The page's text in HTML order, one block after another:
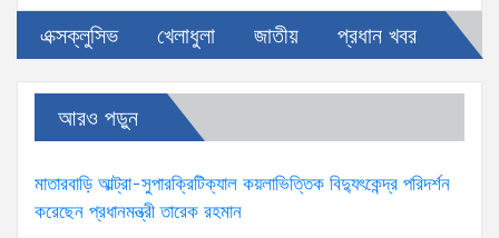
এক্সক্লুসিভ খেলাধুলা জাতীয় প্রধান খবর
আরও পড়ুন
মাতারবাড়ি আল্ট্রা-সুপারক্রিটিক্যাল কয়লাভিত্তিক বিদ্যুৎকেন্দ্র পরিদর্শন
করেছেন প্রধানমন্ত্রী তারেক রহমান